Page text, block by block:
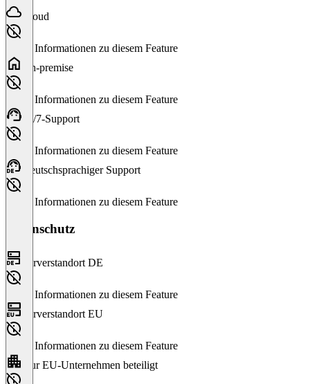
Cloud
Keine Informationen zu diesem Feature
On-premise
Keine Informationen zu diesem Feature
24/7-Support
Keine Informationen zu diesem Feature
Deutschsprachiger Support
Keine Informationen zu diesem Feature
Datenschutz
Serverstandort DE
Keine Informationen zu diesem Feature
Serverstandort EU
Keine Informationen zu diesem Feature
Nur EU-Unternehmen beteiligt